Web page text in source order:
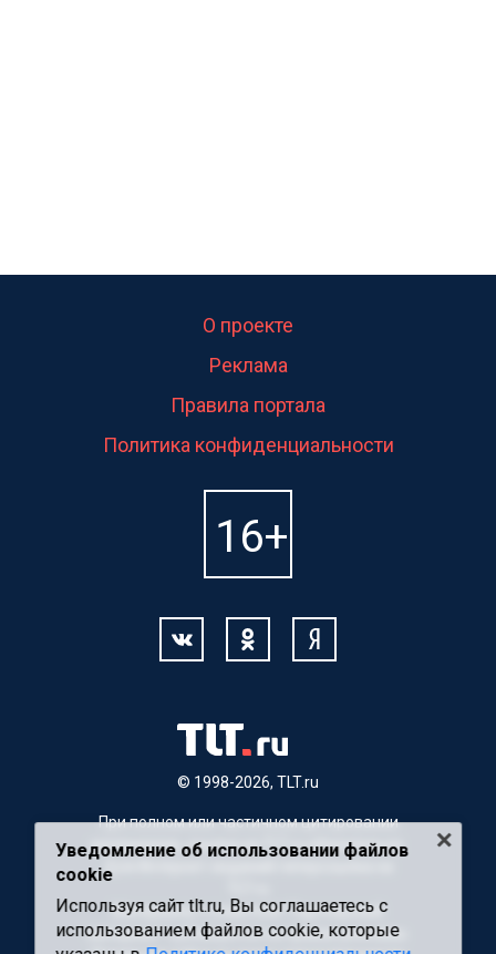
© 1998-2026, TLT.ru
О проекте
Реклама
Правила портала
Политика конфиденциальности
При полном или частичном цитировании
материалов, ссылка на TLT.ru обязательна.
Для Интернет-изданий гиперссылка на
Материалы с пометкой "Партнерский
материал" публикуются на правах рекламы.
Уведомление об использовании файлов
cookie
Используя сайт tlt.ru, Вы соглашаетесь с
использованием файлов cookie, которые